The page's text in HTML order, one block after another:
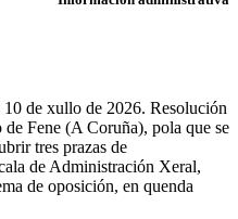
de xullo de 2026. Resolución
Fene (A Coruña), pola que se
tres prazas de
de Administración Xeral,
de oposición, en quenda